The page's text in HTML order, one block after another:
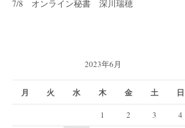
7/8 オンライン秘書 深川瑞穂
2023年6月
月 火 水 木 金 土 日
1 2 3
4